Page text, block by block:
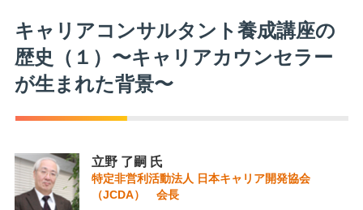
キャリアコンサルタント養成講座の
歴史（１）〜キャリアカウンセラー
が生まれた背景〜
立野 了嗣 氏
特定非営利活動法人 日本キャリア開発協会
（JCDA） 会長